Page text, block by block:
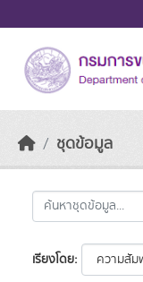
ชุดข้อมูล
เรียงโดย